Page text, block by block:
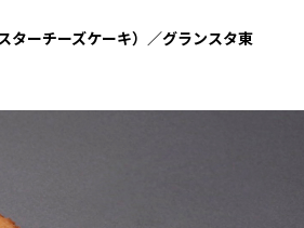
ターチーズケーキ）／グランスタ東